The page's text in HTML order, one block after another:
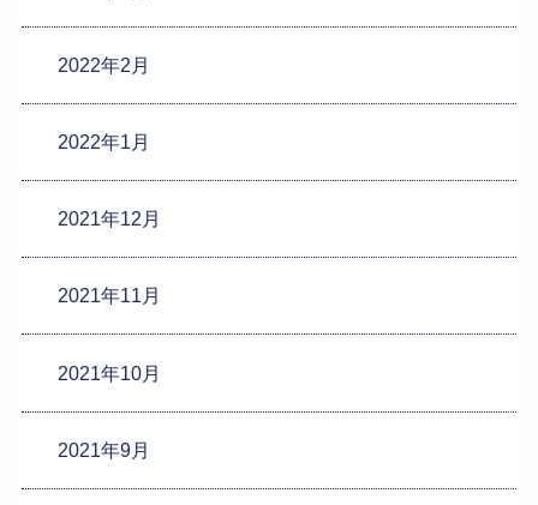
2022年2月
2022年1月
2021年12月
2021年11月
2021年10月
2021年9月